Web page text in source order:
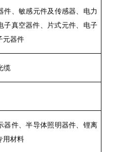
件、敏感元件及传感器、电力
子真空器件、片式元件、电子
元器件
缆
器件、半导体照明器件、锂离
用材料